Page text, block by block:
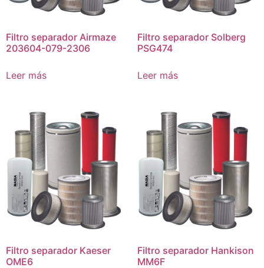
Filtro separador Airmaze
203604-079-2306
Leer más
Filtro separador Solberg
PSG474
Leer más
Filtro separador Kaeser
OME6
Filtro separador Hankison
MM6F